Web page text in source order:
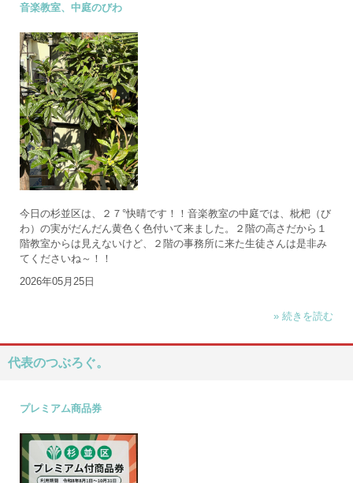
音楽教室、中庭のびわ
今日の杉並区は、２７°快晴です！！音楽教室の中庭では、枇杷（び
わ）の実がだんだん黄色く色付いて来ました。２階の高さだから１
階教室からは見えないけど、２階の事務所に来た生徒さんは是非み
てくださいね～！！
2026年05月25日
» 続きを読む
代表のつぶろぐ。
プレミアム商品券